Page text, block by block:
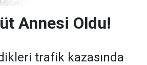
Annesi Oldu!
trafik kazasında